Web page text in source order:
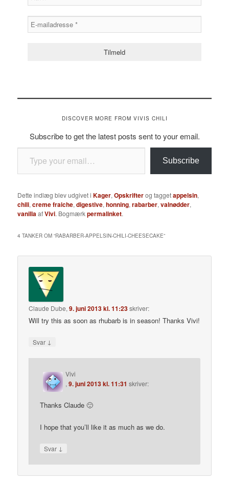
DISCOVER MORE FROM VIVIS CHILI
Subscribe to get the latest posts sent to your email.
Type your email…
Subscribe
Dette indlæg blev udgivet iKager,Opskrifterog taggetappelsin,
chili,creme fraiche,digestive,honning,rabarber,valnødder,
vanillaafVivi. Bogmærkpermalinket.
4 TANKER OM “RABARBER-APPELSIN-CHILI-CHEESECAKE”
Claude Dube,9. juni 2013 kl. 11:23skriver:
Will try this as soon as rhubarb is in season! Thanks Vivi!
Svar ↓
Vivi
,9. juni 2013 kl. 11:31 skriver:
Thanks Claude 🙂
I hope that you’ll like it as much as we do.
Svar ↓